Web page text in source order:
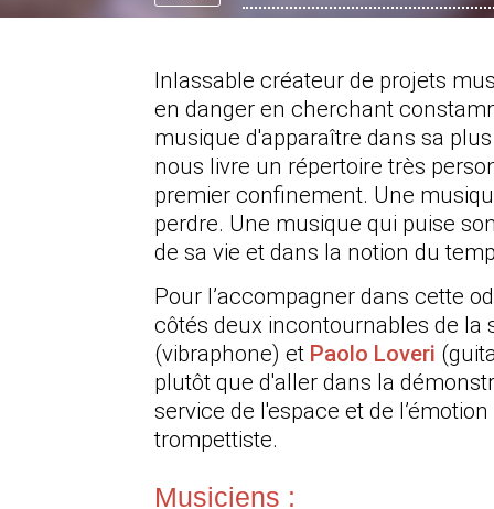
Inlassable créateur de projets
en danger en cherchant
musique d'apparaître dans sa
nous livre un répertoire très
premier confinement. Une
perdre. Une musique qui puise
de sa vie et dans la notion du
Pour l’accompagner dans cette
côtés deux incontournables de la
(vibraphone) et Paolo Loveri
plutôt que d'aller dans la
service de l'espace et de
trompettiste.
Musiciens :